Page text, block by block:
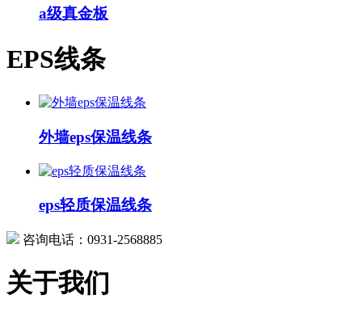
a级真金板
EPS线条
外墙eps保温线条
eps轻质保温线条
咨询电话：0931-2568885
关于我们